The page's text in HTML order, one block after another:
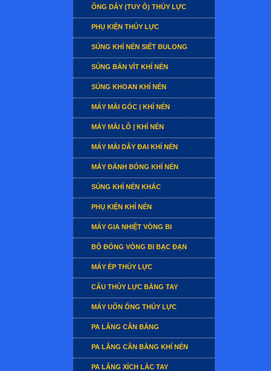
ỐNG DÂY (TUY Ô) THỦY LỰC
PHỤ KIỆN THỦY LỰC
SÚNG KHÍ NÉN SIẾT BULONG
SÚNG BẮN VÍT KHÍ NÉN
SÚNG KHOAN KHÍ NÉN
MÁY MÀI GÓC | KHÍ NÉN
MÁY MÀI LỖ | KHÍ NÉN
MÁY MÀI DÂY ĐAI KHÍ NÉN
MÁY ĐÁNH BÓNG KHÍ NÉN
SÚNG KHÍ NÉN KHÁC
PHỤ KIỆN KHÍ NÉN
MÁY GIA NHIỆT VÒNG BI
BỘ ĐÓNG VÒNG BI BẠC ĐẠN
MÁY ÉP THỦY LỰC
CẨU THỦY LỰC BẰNG TAY
MÁY UỐN ỐNG THỦY LỰC
PA LĂNG CÂN BẰNG
PA LĂNG CÂN BẰNG KHÍ NÉN
PA LĂNG XÍCH LẮC TAY